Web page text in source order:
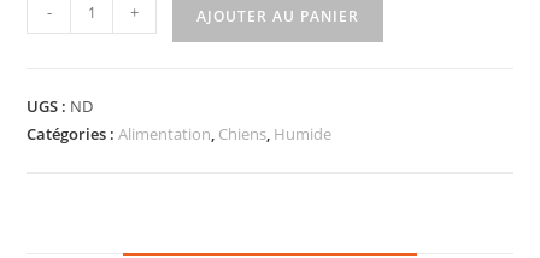
- + AJOUTER AU PANIER
UGS : ND
Catégories :Alimentation, Chiens, Humide